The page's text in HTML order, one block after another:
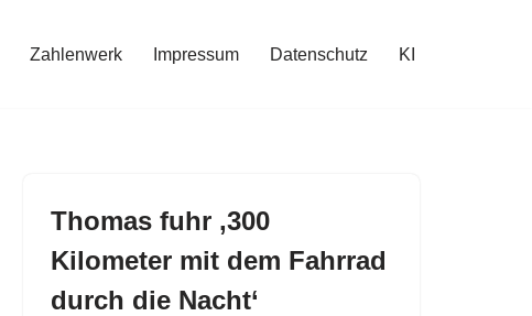
Zahlenwerk Impressum Datenschutz KI
Thomas fuhr ‚300
Kilometer mit dem Fahrrad
durch die Nacht‘